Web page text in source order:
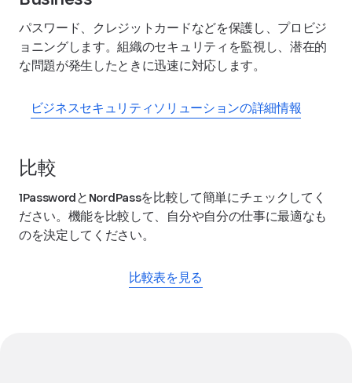
パスワード、クレジットカードなどを保護し、プロビジ
ョニングします。組織のセキュリティを監視し、潜在的
な問題が発生したときに迅速に対応します。
ビジネスセキュリティソリューションの詳細情報
比較
1PasswordとNordPassを比較して簡単にチェックしてく
ださい。機能を比較して、自分や自分の仕事に最適なも
のを決定してください。
比較表を見る